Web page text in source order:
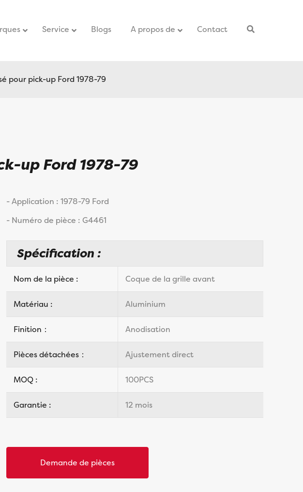
Service – Blogs A propos de Contact
pour pick-up Ford 1978-79
up Ford 1978-79
- Application : 1978-79 Ford
- Numéro de pièce : G4461
Spécification :
Nom de la pièce : Coque de la grille avant
Matériau : Aluminium
Finition： Anodisation
Pièces détachées： Ajustement direct
MOQ : 100PCS
Garantie : 12 mois
Demande de pièces